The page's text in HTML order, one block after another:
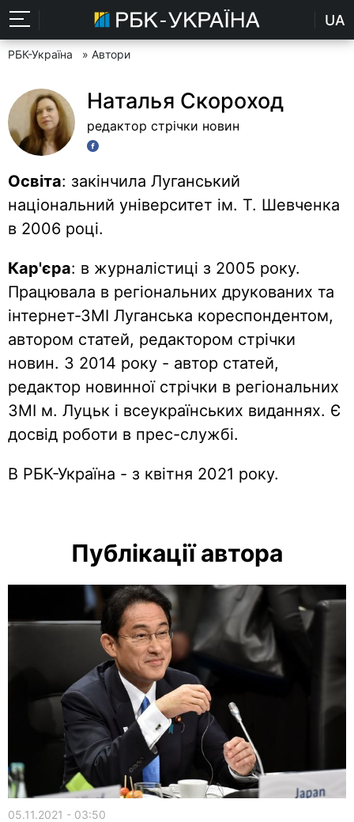
UA
РБК-Україна » Автори
Наталья Скороход
редактор стрічки новин
Освіта: закінчила Луганський
національний університет ім. Т. Шевченка
в 2006 році.
Кар'єра: в журналістиці з 2005 року.
Працювала в регіональних друкованих та
інтернет-ЗМІ Луганська кореспондентом,
автором статей, редактором стрічки
новин. З 2014 року - автор статей,
редактор новинної стрічки в регіональних
ЗМІ м. Луцьк і всеукраїнських виданнях. Є
досвід роботи в прес-службі.
В РБК-Україна - з квітня 2021 року.
Публікації автора
05.11.2021 - 03:50